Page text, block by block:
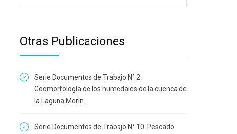
Otras Publicaciones
Serie Documentos de Trabajo N° 2.
Geomorfología de los humedales de la cuenca de
la Laguna Merín.
Serie Documentos de Trabajo N° 10. Pescado